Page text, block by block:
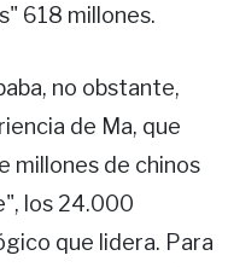
618 millones.
no obstante,
de Ma, que
millones de chinos
los 24.000
que lidera. Para